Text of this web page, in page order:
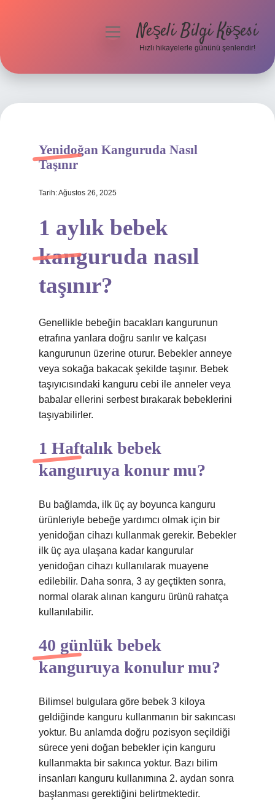
Hakkımızda
menüyüNeşeli Bilgi Köşesi
Hızlı hikayelerle gününü şenlendir!
Yenidoğan Kanguruda Nasıl
Taşınır
Tarih: Ağustos 26, 2025
1 aylık bebek
kanguruda nasıl
taşınır?
Genellikle bebeğin bacakları kangurunun
etrafına yanlara doğru sarılır ve kalçası
kangurunun üzerine oturur. Bebekler anneye
veya sokağa bakacak şekilde taşınır. Bebek
taşıyıcısındaki kanguru cebi ile anneler veya
babalar ellerini serbest bırakarak bebeklerini
taşıyabilirler.
1 Haftalık bebek
kanguruya konur mu?
Bu bağlamda, ilk üç ay boyunca kanguru
ürünleriyle bebeğe yardımcı olmak için bir
yenidoğan cihazı kullanmak gerekir. Bebekler
ilk üç aya ulaşana kadar kangurular
yenidoğan cihazı kullanılarak muayene
edilebilir. Daha sonra, 3 ay geçtikten sonra,
normal olarak alınan kanguru ürünü rahatça
kullanılabilir.
40 günlük bebek
kanguruya konulur mu?
Bilimsel bulgulara göre bebek 3 kiloya
geldiğinde kanguru kullanmanın bir sakıncası
yoktur. Bu anlamda doğru pozisyon seçildiği
sürece yeni doğan bebekler için kanguru
kullanmakta bir sakınca yoktur. Bazı bilim
insanları kanguru kullanımına 2. aydan sonra
başlanması gerektiğini belirtmektedir.